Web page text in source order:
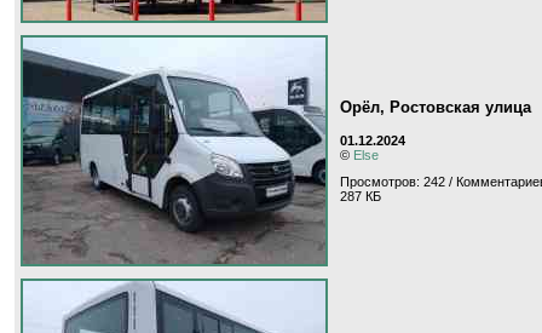
Орёл, Ростовская улица
01.12.2024
© Else
Просмотров: 242 /
287 КБ